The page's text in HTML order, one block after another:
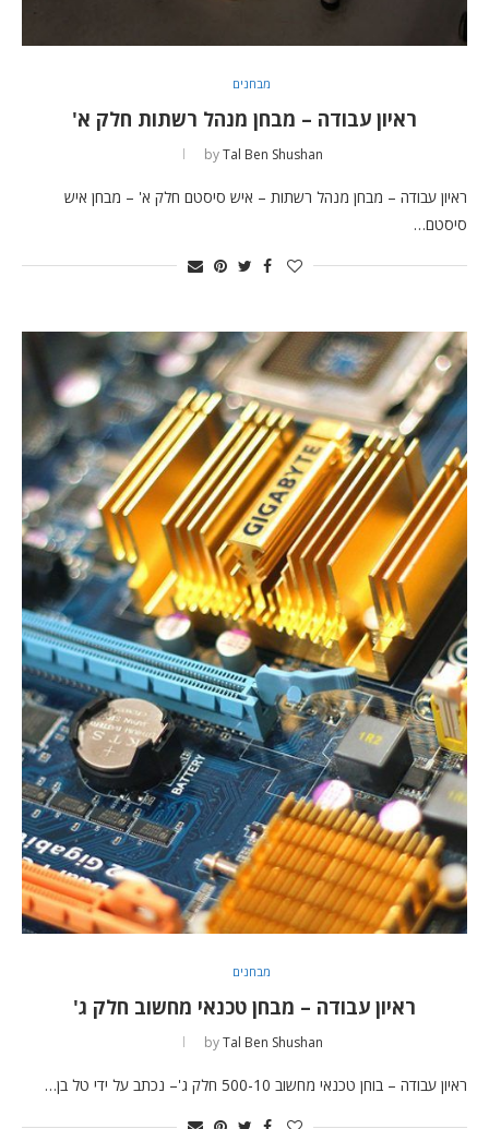
מבחנים
ראיון עבודה – מבחן מנהל רשתות חלק א'
byTal Ben Shushan
ראיון עבודה – מבחן מנהל רשתות – איש סיסטם חלק א' – מבחן איש
סיסטם…
מבחנים
ראיון עבודה – מבחן טכנאי מחשוב חלק ג'
byTal Ben Shushan
ראיון עבודה – בוחן טכנאי מחשוב 500-10 חלק ג'– נכתב על ידי טל בן…